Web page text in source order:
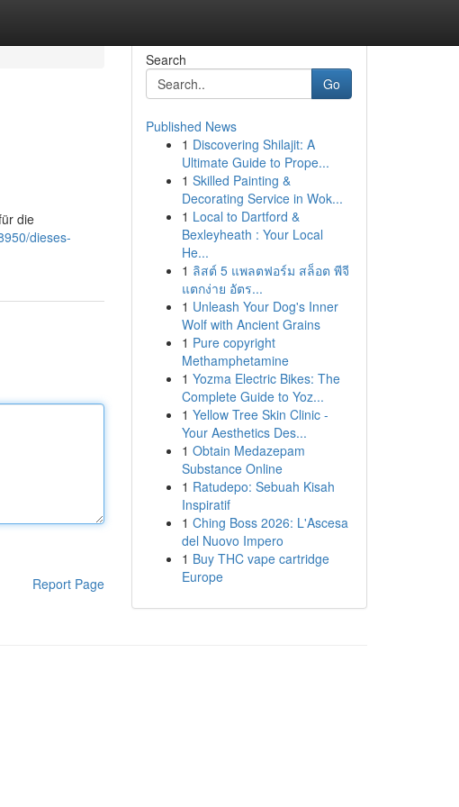
die
dieses-
Report Page
Search
Go
Published News
1 Discovering Shilajit: A
Ultimate Guide to Prope...
1 Skilled Painting &
Decorating Service in Wok...
1 Local to Dartford &
Bexleyheath : Your Local
He...
1 ลิสต์ 5 แพลตฟอร์ม สล็อต พีจี
แตกง่าย อัตร...
1 Unleash Your Dog's Inner
Wolf with Ancient Grains
1 Pure copyright
Methamphetamine
1 Yozma Electric Bikes: The
Complete Guide to Yoz...
1 Yellow Tree Skin Clinic -
Your Aesthetics Des...
1 Obtain Medazepam
Substance Online
1 Ratudepo: Sebuah Kisah
Inspiratif
1 Ching Boss 2026: L'Ascesa
del Nuovo Impero
1 Buy THC vape cartridge
Europe